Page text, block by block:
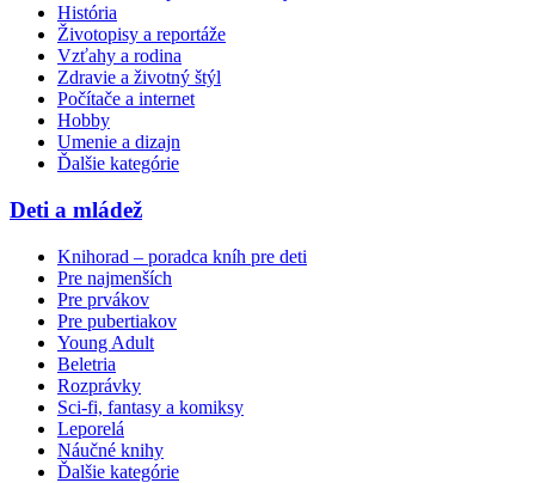
História
Životopisy a reportáže
Vzťahy a rodina
Zdravie a životný štýl
Počítače a internet
Hobby
Umenie a dizajn
Ďalšie kategórie
Deti a mládež
Knihorad – poradca kníh pre deti
Pre najmenších
Pre prvákov
Pre pubertiakov
Young Adult
Beletria
Rozprávky
Sci-fi, fantasy a komiksy
Leporelá
Náučné knihy
Ďalšie kategórie